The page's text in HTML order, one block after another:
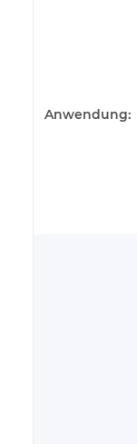
Anwendung: